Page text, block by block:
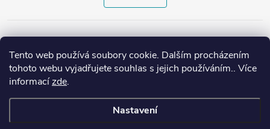
Tento web používá soubory cookie. Dalším procházením
tohoto webu vyjadřujete souhlas s jejich používáním.. Více
informacízde.
Nastavení